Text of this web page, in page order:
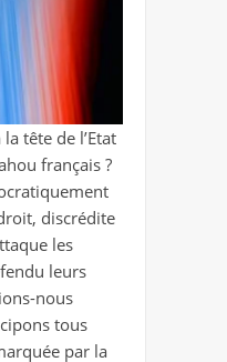
tête de l’Etat
français ?
discrédite
les
leurs
nous
tous
par la